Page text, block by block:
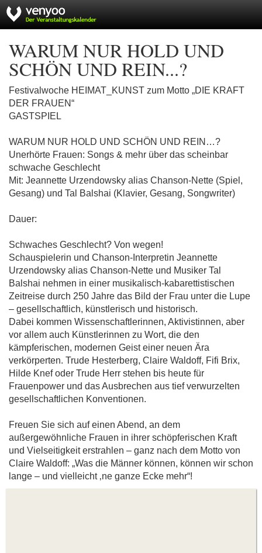
WARUM NUR HOLD UND
SCHÖN UND REIN...?
Festivalwoche HEIMAT_KUNST zum Motto „DIE KRAFT
DER FRAUEN“
GASTSPIEL
WARUM NUR HOLD UND SCHÖN UND REIN…?
Unerhörte Frauen: Songs & mehr über das scheinbar
schwache Geschlecht
Mit: Jeannette Urzendowsky alias Chanson-Nette (Spiel,
Gesang) und Tal Balshai (Klavier, Gesang, Songwriter)
Dauer:
Schwaches Geschlecht? Von wegen!
Schauspielerin und Chanson-Interpretin Jeannette
Urzendowsky alias Chanson-Nette und Musiker Tal
Balshai nehmen in einer musikalisch-kabarettistischen
Zeitreise durch 250 Jahre das Bild der Frau unter die Lupe
– gesellschaftlich, künstlerisch und historisch.
Dabei kommen Wissenschaftlerinnen, Aktivistinnen, aber
vor allem auch Künstlerinnen zu Wort, die den
kämpferischen, modernen Geist einer neuen Ära
verkörperten. Trude Hesterberg, Claire Waldoff, Fifi Brix,
Hilde Knef oder Trude Herr stehen bis heute für
Frauenpower und das Ausbrechen aus tief verwurzelten
gesellschaftlichen Konventionen.
Freuen Sie sich auf einen Abend, an dem
außergewöhnliche Frauen in ihrer schöpferischen Kraft
und Vielseitigkeit erstrahlen – ganz nach dem Motto von
Claire Waldoff: „Was die Männer können, können wir schon
lange – und vielleicht ‚ne ganze Ecke mehr“!